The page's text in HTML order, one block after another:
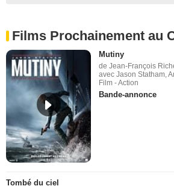
Films Prochainement au
Mutiny
de Jean-François
avec Jason Statham,
Film - Action
Bande-annonce
Tombé du ciel